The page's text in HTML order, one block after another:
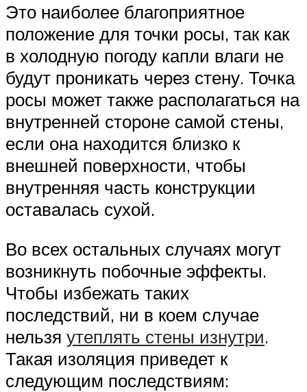
Это наиболее благоприятное
положение для точки росы, так как
в холодную погоду капли влаги не
будут проникать через стену. Точка
росы может также располагаться на
внутренней стороне самой стены,
если она находится близко к
внешней поверхности, чтобы
внутренняя часть конструкции
оставалась сухой.
Во всех остальных случаях могут
возникнуть побочные эффекты.
Чтобы избежать таких
последствий, ни в коем случае
нельзя утеплять стены изнутри.
Такая изоляция приведет к
следующим последствиям: